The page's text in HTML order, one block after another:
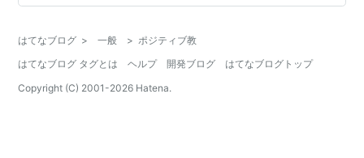
には死ぬ前に1回いってみんなと飲み会でもしたいかもし
てみようかなディズニーランドにいきたいdim sumたべ
たい誰か面会に来るとすこししたいことがふえる わたし
の思考は相変わらずnegativ…
はてなブログ > 一般 > ポジティブ教
はてなブログ タグとは
ヘルプ 開発ブログ
はてなブログトップ
Copyright (C) 2001-2026 Hatena.